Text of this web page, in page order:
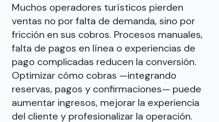
Muchos operadores turísticos pierden
ventas no por falta de demanda, sino por
fricción en sus cobros. Procesos manuales,
falta de pagos en línea o experiencias de
pago complicadas reducen la conversión.
Optimizar cómo cobras —integrando
reservas, pagos y confirmaciones— puede
aumentar ingresos, mejorar la experiencia
del cliente y profesionalizar la operación.